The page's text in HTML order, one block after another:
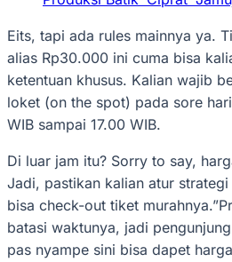
Eits, tapi ada rules mainnya ya.
alias Rp30.000 ini cuma bisa
ketentuan khusus. Kalian wajib
loket (on the spot) pada sore
WIB sampai 17.00 WIB.‎‎
Di luar jam itu? Sorry to say,
Jadi, pastikan kalian atur
bisa check-out tiket
batasi waktunya, jadi
pas nyampe sini bisa dapet